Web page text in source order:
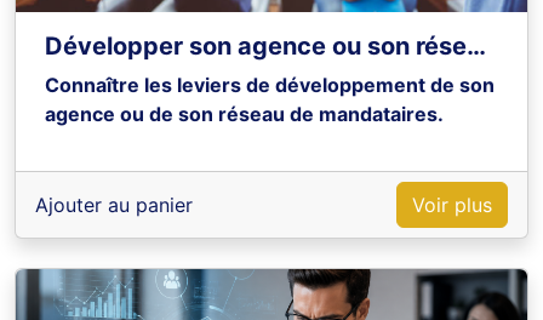
Développer son agence ou son réseau de mandataires
Connaître les leviers de développement de son
agence ou de son réseau de mandataires.
Ajouter au panier Voir plus